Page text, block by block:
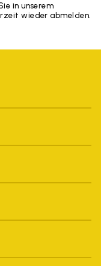
in unserem
wieder abmelden.